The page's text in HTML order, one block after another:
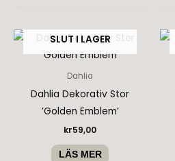
SLUT I LAGER
Dahlia
Dahlia Dekorativ Stor
’Golden Emblem’
kr59,00
LÄS MER